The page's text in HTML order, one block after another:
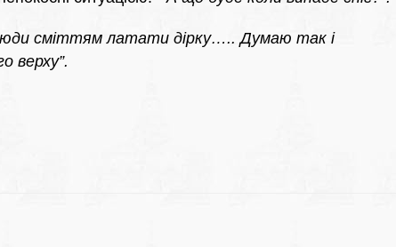
сміттям латати дірку….. Думаю так і
верху”.